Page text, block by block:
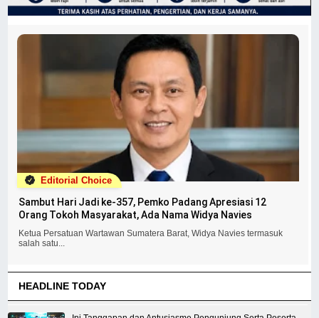
Editorial Choice
Sambut Hari Jadi ke-357, Pemko Padang Apresiasi 12
Orang Tokoh Masyarakat, Ada Nama Widya Navies
Ketua Persatuan Wartawan Sumatera Barat, Widya Navies termasuk
salah satu...
HEADLINE TODAY